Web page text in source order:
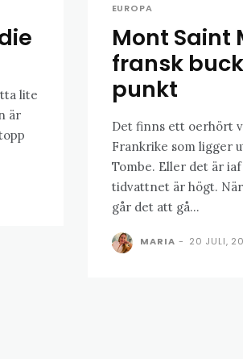
lite
är
EUROPA
Mont Saint
fransk
punkt
Det finns ett oerhört
Frankrike som ligger
Tombe. Eller det är
tidvattnet är högt.
går det att gå...
MARIA - 20 JULI,